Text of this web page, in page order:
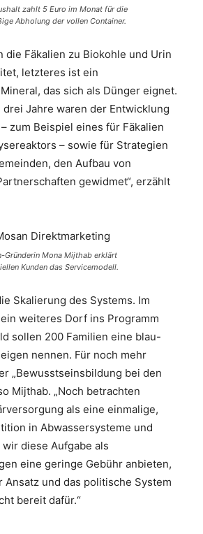
zahlt 5 Euro im Monat für die
Abholung der vollen Container.
die Fäkalien zu Biokohle und Urin
letzteres ist ein
das sich als Dünger eignet.
drei Jahre waren der Entwicklung
zum Beispiel eines für Fäkalien
– sowie für Strategien
den Aufbau von
gewidmet“, erzählt
Gründerin Mona Mijthab erklärt
Kunden das Servicemodell.
Skalierung des Systems. Im
weiteres Dorf ins Programm
sollen 200 Familien eine blau-
nennen. Für noch mehr
„Bewusstseinsbildung bei den
Mijthab. „Noch betrachten
als eine einmalige,
in Abwassersysteme und
wir diese Aufgabe als
eine geringe Gebühr anbieten,
Ansatz und das politische System
bereit dafür.“